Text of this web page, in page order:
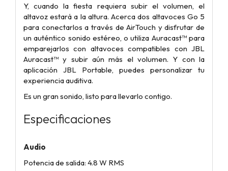
Y, cuando la fiesta requiera subir el volumen, el
altavoz estará a la altura. Acerca dos altavoces Go 5
para conectarlos a través de AirTouch y disfrutar de
un auténtico sonido estéreo, o utiliza Auracast™ para
emparejarlos con altavoces compatibles con JBL
Auracast™ y subir aún más el volumen. Y con la
aplicación JBL Portable, puedes personalizar tu
experiencia auditiva.
Es un gran sonido, listo para llevarlo contigo.
Especificaciones
Audio
Potencia de salida: 4.8 W RMS